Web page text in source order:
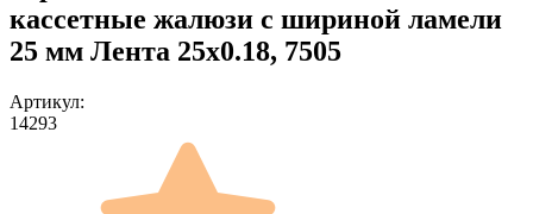
кассетные жалюзи с шириной ламели
25 мм Лента 25x0.18, 7505
Артикул:
14293